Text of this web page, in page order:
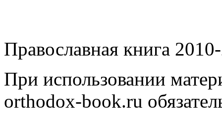
Православная книга
При использовании
orthodox-book.ru